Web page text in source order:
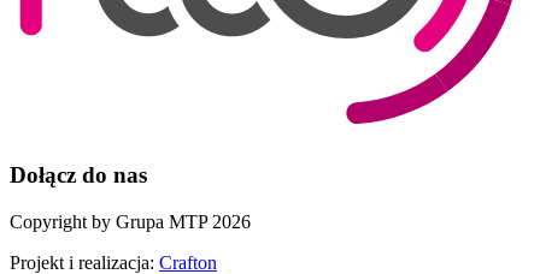
Dołącz do nas
Copyright by Grupa MTP 2026
Projekt i realizacja: Crafton